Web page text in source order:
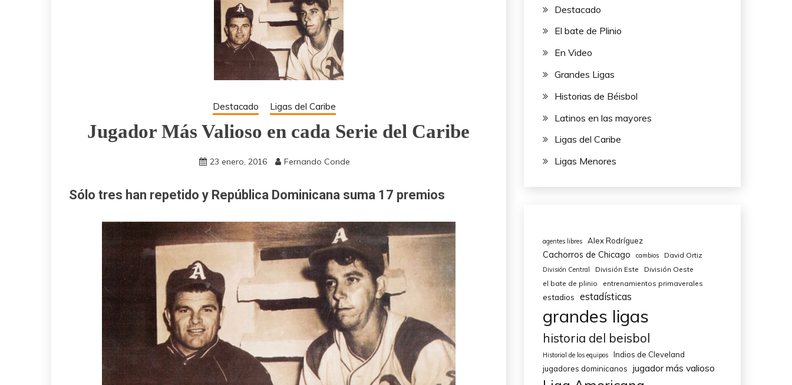
Destacado Ligas del Caribe
Jugador Más Valioso en cada Serie del Caribe
23 enero, 2016 Fernando Conde
Sólo tres han repetido y República Dominicana suma 17 premios
Destacado
El bate de Plinio
En Video
Grandes Ligas
Historias de Béisbol
Latinos en las mayores
Ligas del Caribe
Ligas Menores
agentes libres Alex Rodríguez
Cachorros de Chicago cambios David Ortiz
División Central División Este
División Oeste
el bate de plinio
entrenamientos primaverales
estadios estadísticas
grandes ligas
historia del beisbol
Historial de los equipos
Indios de Cleveland
jugadores dominicanos
jugador más valioso